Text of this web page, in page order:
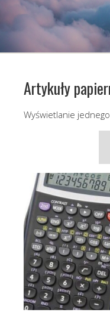
Artykuły
Wyświetlanie